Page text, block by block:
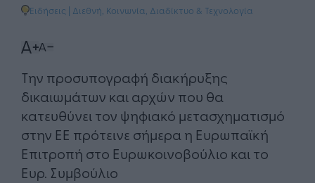
Ειδήσεις | Διεθνή Κοινωνία Διαδίκτυο & Τεχνολογία
​Την προσυπογραφή διακήρυξης​
δικαιωμάτων και αρχών που θα
κατευθύνει τον ψηφιακό μετασχηματισμό
στην ΕΕ πρότεινε σήμερα η Ευρωπαϊκή
Επιτροπή στο Ευρωκοινοβούλιο και το
Ευρ. Συμβούλιο